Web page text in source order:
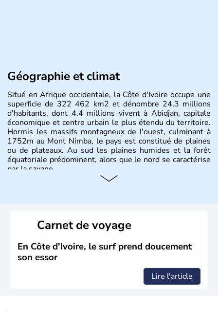
Géographie et climat
Situé en Afrique occidentale, la Côte d'Ivoire occupe une
superficie de 322 462 km2 et dénombre 24,3 millions
d'habitants, dont 4.4 millions vivent à Abidjan, capitale
économique et centre urbain le plus étendu du territoire.
Hormis les massifs montagneux de l'ouest, culminant à
1752m au Mont Nimba, le pays est constitué de plaines
ou de plateaux. Au sud les plaines humides et la forêt
équatoriale prédominent, alors que le nord se caractérise
par la savane.
Carnet de voyage
En Côte d'Ivoire, le surf prend doucement
son essor
Lire l'article